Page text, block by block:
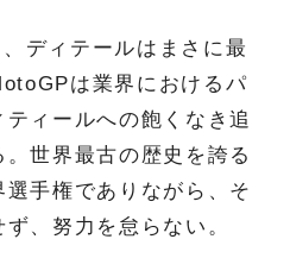
ディテールはまさに最
は業界におけるパ
ィールへの飽くなき追
世界最古の歴史を誇る
手権でありながら、そ
、努力を怠らない。